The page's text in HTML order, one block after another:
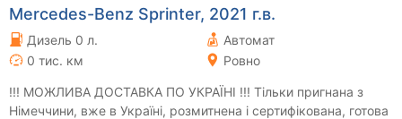
Mercedes-Benz Sprinter, 2021 г.в.
Дизель 0 л.
Автомат
0 тис. км
Ровно
!!! МОЖЛИВА ДОСТАВКА ПО УКРАЇНІ !!! Тільки пригнана з
Німеччини, вже в Україні, розмитнена і сертифікована, готова